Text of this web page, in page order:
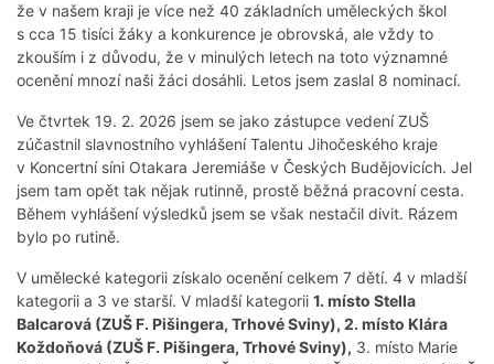
že v našem kraji je více než 40 základních uměleckých škol
s cca 15 tisíci žáky a konkurence je obrovská, ale vždy to
zkouším i z důvodu, že v minulých letech na toto významné
ocenění mnozí naši žáci dosáhli. Letos jsem zaslal 8 nominací.
Ve čtvrtek 19. 2. 2026 jsem se jako zástupce vedení ZUŠ
zúčastnil slavnostního vyhlášení Talentu Jihočeského kraje
v Koncertní síni Otakara Jeremiáše v Českých Budějovicích. Jel
jsem tam opět tak nějak rutinně, prostě běžná pracovní cesta.
Během vyhlášení výsledků jsem se však nestačil divit. Rázem
bylo po rutině.
V umělecké kategorii získalo ocenění celkem 7 dětí. 4 v mladší
kategorii a 3 ve starší. V mladší kategorii 1. místo Stella
Balcarová (ZUŠ F. Pišingera, Trhové Sviny), 2. místo Klára
Koždoňová (ZUŠ F. Pišingera, Trhové Sviny), 3. místo Marie